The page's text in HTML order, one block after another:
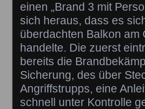
einen „Brand 3 mit
sich heraus, dass es
überdachten Balkon
handelte. Die zuerst
bereits die
Sicherung, des über
Angriffstrupps, eine
schnell unter Kontrolle